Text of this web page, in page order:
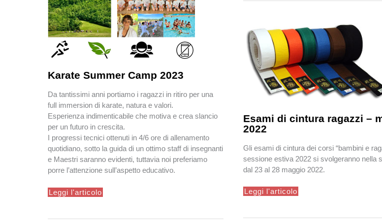
Karate Summer Camp 2023
Da tan­tis­simi anni por­ti­amo i ragazzi in ritiro per una
full immer­sion di karate, natura e val­ori.
Esperienza indimenticabile che motiva e crea slancio
per un futuro in crescita.
I progressi tecnici ottenuti in 4/6 ore di allenamento
quotidiano, sotto la guida di un ottimo staff di insegnanti
e Maestri saranno evidenti, tuttavia noi preferiamo
porre l’attenzione sull’aspetto educativo.
Karate
Summer
Leggi l'articolo
Esami di cintura ragazzi –
2022
Gli esami di cintura dei corsi “bambini e
sessione estiva 2022 si svolgeranno nella
dal 23 al 28 maggio 2022.
Esami
di
–
Leggi l'articolo